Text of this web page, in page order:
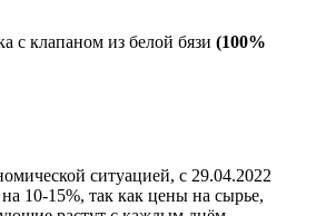
с клапаном из белой бязи (100%
ситуацией, с 29.04.2022
10-15%, так как цены на сырье,